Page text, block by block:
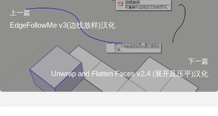
上一篇
EdgeFollowMe v3(边线放样)汉化
下一篇
Unwrap and Flatten Faces v2.4 (展开及压平)汉化